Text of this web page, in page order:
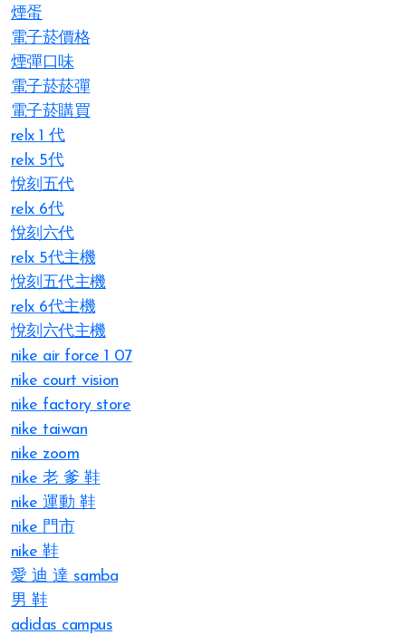
煙蛋
電子菸價格
煙彈口味
電子菸菸彈
電子菸購買
relx 1 代
relx 5代
悅刻五代
relx 6代
悅刻六代
relx 5代主機
悅刻五代主機
relx 6代主機
悅刻六代主機
nike air force 1 07
nike court vision
nike factory store
nike taiwan
nike zoom
nike 老 爹 鞋
nike 運動 鞋
nike 門市
nike 鞋
愛 迪 達 samba
男 鞋
adidas campus